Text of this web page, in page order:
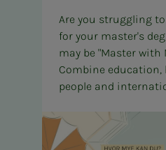
Are you struggling
for your master's
may be "Master with
Combine
people and